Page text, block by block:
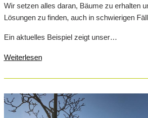
Wir setzen alles daran, Bäume zu erhalten
Lösungen zu finden, auch in schwierigen
Ein aktuelles Beispiel zeigt unser…
Weiterlesen